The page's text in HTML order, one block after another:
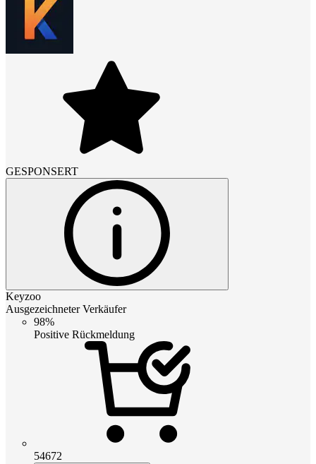
GESPONSERT
Keyzoo
Ausgezeichneter Verkäufer
98%
Positive Rückmeldung
54672